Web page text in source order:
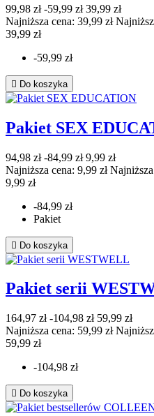
99,98 zł -59,99 zł 39,99 zł
Najniższa cena: 39,99 zł
39,99 zł
-59,99 zł
 Do koszyka
Pakiet SEX
94,98 zł -84,99 zł 9,99 zł
Najniższa cena: 9,99 zł
9,99 zł
-84,99 zł
Pakiet
 Do koszyka
Pakiet serii
164,97 zł -104,98 zł 59,99 zł
Najniższa cena: 59,99 zł
59,99 zł
-104,98 zł
 Do koszyka